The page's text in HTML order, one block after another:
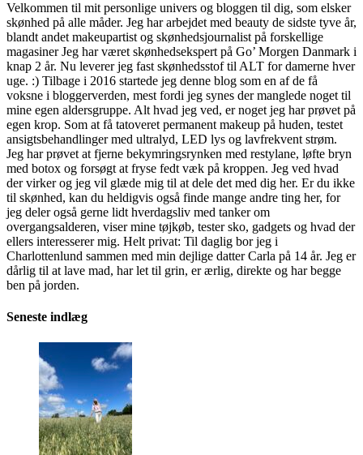
Velkommen til mit personlige univers og bloggen til dig, som elsker
skønhed på alle måder. Jeg har arbejdet med beauty de sidste tyve år,
blandt andet makeupartist og skønhedsjournalist på forskellige
magasiner Jeg har været skønhedsekspert på Go’ Morgen Danmark i
knap 2 år. Nu leverer jeg fast skønhedsstof til ALT for damerne hver
uge. :) Tilbage i 2016 startede jeg denne blog som en af de få
voksne i bloggerverden, mest fordi jeg synes der manglede noget til
mine egen aldersgruppe. Alt hvad jeg ved, er noget jeg har prøvet på
egen krop. Som at få tatoveret permanent makeup på huden, testet
ansigtsbehandlinger med ultralyd, LED lys og lavfrekvent strøm.
Jeg har prøvet at fjerne bekymringsrynken med restylane, løfte bryn
med botox og forsøgt at fryse fedt væk på kroppen. Jeg ved hvad
der virker og jeg vil glæde mig til at dele det med dig her. Er du ikke
til skønhed, kan du heldigvis også finde mange andre ting her, for
jeg deler også gerne lidt hverdagsliv med tanker om
overgangsalderen, viser mine tøjkøb, tester sko, gadgets og hvad der
ellers interesserer mig. Helt privat: Til daglig bor jeg i
Charlottenlund sammen med min dejlige datter Carla på 14 år. Jeg er
dårlig til at lave mad, har let til grin, er ærlig, direkte og har begge
ben på jorden.
Seneste indlæg